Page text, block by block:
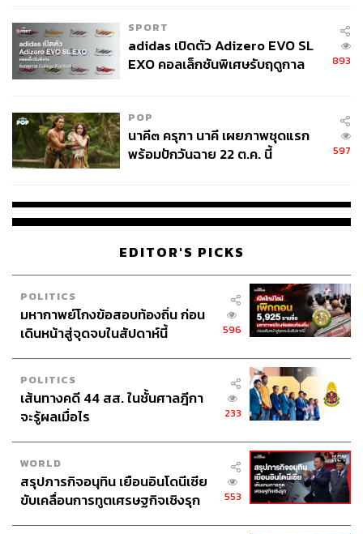
พื้นที่ และเป็นผู้ดูแลแลนด์มาร์กแห่งใหม่นี้ต่อไป
ที่มาของทางเชื่อม มาจากชื่อแยกปทุมวัน ที่มีใบบัวลอยกลางสระให้ร่ม
เงา
ขณะที่ความตั้งใจในการสร้างสรรค์พื้นที่นั้น เน้นความ
สวยงาม และให้เกิดความเหมาะสมที่จะรองรับคนทุกกลุ่ม
รวมถึงผู้สูงอายุและผู้ทุพพลภาพได้อย่างมีประสิทธิภาพ เป็น
ที่พักผ่อนหย่อนใจของประชาชน และทางเชื่อมแยกปทุมวัน
แห่งนี้มีแรงบันดาลใจมาจากชื่อสี่แยกปทุมวัน จึงมีใบบัวเป็น
ร่มเงาให้คนเดินได้โดยรอบ
ทั้งนี้ หอศิลปวัฒนธรรมแห่งกรุงเทพมหานคร ได้ร่วมมือ
จัดพื้นที่บริเวณนี้ให้เป็นย่านแห่งศิลปะ (art district) เพื่อเป็น
ศูนย์รวมสำคัญของความคิดสร้างสรรค์ของศิลปินไทย และ
SPORT
adidas เปิดตัว Adizero EVO SL
EXO คอลเล็กชันพิเศษรับฤดูกาล
893
POP
นาคี๓ ครุฑา นาคี เผยภาพชุดแรก
พร้อมปักวันฉาย 22 ต.ค. นี้
597
EDITOR'S PICKS
POLITICS
มหากาพย์โกงข้อสอบท้องถิ่น ก่อน
เดินหน้าสู่จุดจบในสัปดาห์นี้
596
POLITICS
เส้นทางคดี 44 สส. ในชั้นศาลฎีกา
จะรู้ผลเมื่อไร
233
WORLD
สรุปภารกิจอนุทิน เยือนอินโดนีเซีย
ขับเคลื่อนการทูตเศรษฐกิจเชิงรุก
553